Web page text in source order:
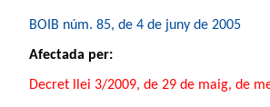
BOIB núm. 85, de 4 de juny de 2005
Afectada per:
Decret llei 3/2009, de 29 de maig, de